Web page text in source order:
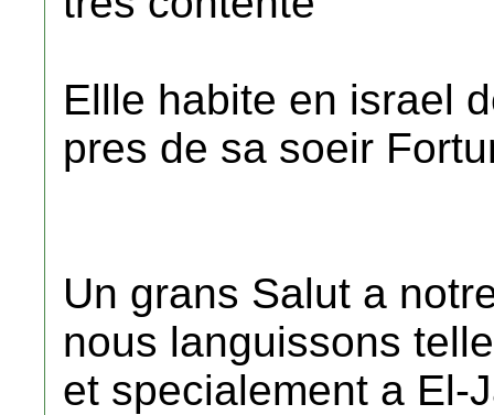
Ellle habite en israel
pres de sa soeir
Un grans Salut a
nous languissons
et specialement a El-